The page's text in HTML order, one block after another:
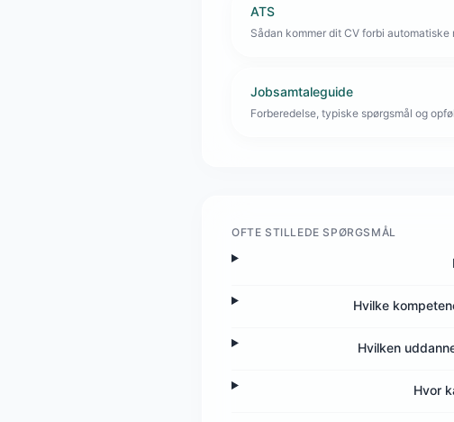
ATS
Sådan kommer dit CV forbi automatiske
Jobsamtaleguide
Forberedelse, typiske spørgsmål og
OFTE STILLEDE SPØRGSMÅL
Hvilke
Hvilken
Hvor